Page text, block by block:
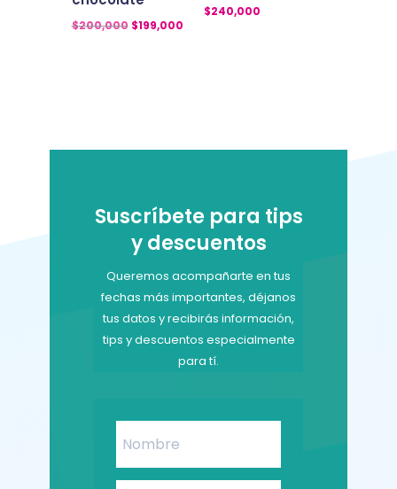
$200,000 El
$199,000El
$240,000
Suscríbete para tips
y descuentos
Queremos acompañarte en tus
fechas más importantes, déjanos
tus datos y recibirás información,
tips y descuentos especialmente
para tí.